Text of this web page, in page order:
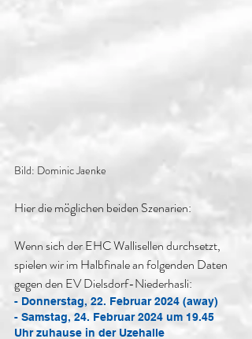
Bild: Dominic Jaenke
Hier die möglichen beiden Szenarien:
Wenn sich der EHC Wallisellen durchsetzt,
spielen wir im Halbfinale an folgenden Daten
gegen den EV Dielsdorf-Niederhasli:
- Donnerstag, 22. Februar 2024 (away)
- Samstag, 24. Februar 2024 um 19.45
Uhr zuhause in der Uzehalle